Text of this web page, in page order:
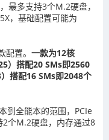
最多支持3个M.2硬盘，
，基础配置可能为
置。 一款为12核
）搭配20 SMs即2560
搭配16 SMs即2048个
到全能本的范围，PCIe
个M.2硬盘，内存通过8